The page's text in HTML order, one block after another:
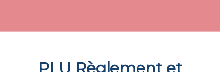
PLU Règlement et